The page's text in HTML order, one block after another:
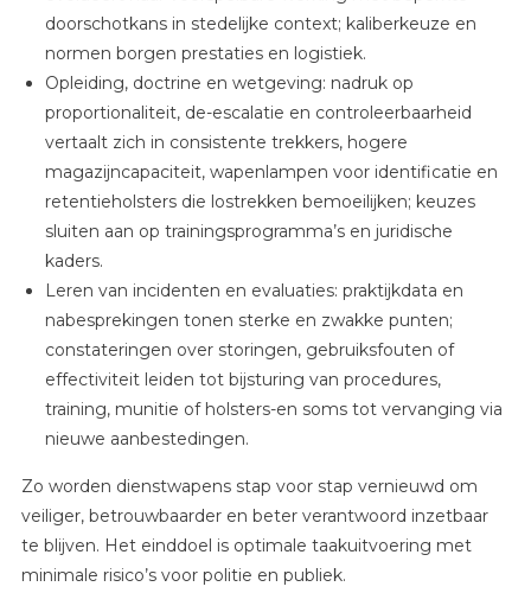
doorschotkans in stedelijke context; kaliberkeuze en
normen borgen prestaties en logistiek.
Opleiding, doctrine en wetgeving: nadruk op
proportionaliteit, de-escalatie en controleerbaarheid
vertaalt zich in consistente trekkers, hogere
magazijncapaciteit, wapenlampen voor identificatie en
retentieholsters die lostrekken bemoeilijken; keuzes
sluiten aan op trainingsprogramma’s en juridische
kaders.
Leren van incidenten en evaluaties: praktijkdata en
nabesprekingen tonen sterke en zwakke punten;
constateringen over storingen, gebruiksfouten of
effectiviteit leiden tot bijsturing van procedures,
training, munitie of holsters-en soms tot vervanging via
nieuwe aanbestedingen.
Zo worden dienstwapens stap voor stap vernieuwd om
veiliger, betrouwbaarder en beter verantwoord inzetbaar
te blijven. Het einddoel is optimale taakuitvoering met
minimale risico’s voor politie en publiek.